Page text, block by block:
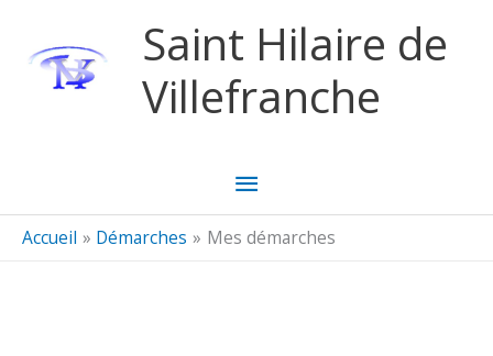
Saint Hilaire de
Villefranche
Menu
principal
Accueil Démarches Mes démarches